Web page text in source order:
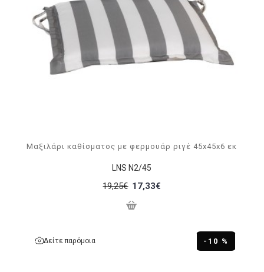
LNS N2/45
Μαξιλάρι καθίσματος με φερμουάρ ριγέ 45x45x6 εκ
19,25€ 17,33€
-10 %
Δείτε παρόμοια